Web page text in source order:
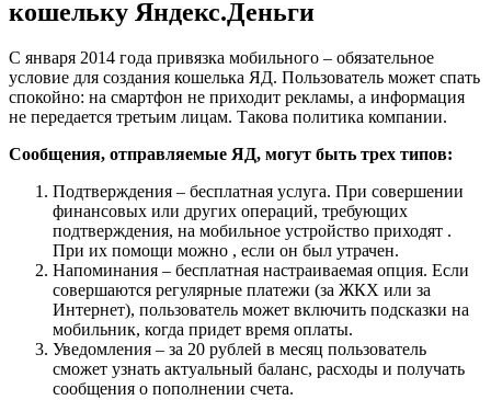
кошельку Яндекс.Деньги
С января 2014 года привязка мобильного – обязательное
условие для создания кошелька ЯД. Пользователь может спать
спокойно: на смартфон не приходит рекламы, а информация
не передается третьим лицам. Такова политика компании.
Сообщения, отправляемые ЯД, могут быть трех типов:
Подтверждения – бесплатная услуга. При совершении
финансовых или других операций, требующих
подтверждения, на мобильное устройство приходят .
При их помощи можно , если он был утрачен.
Напоминания – бесплатная настраиваемая опция. Если
совершаются регулярные платежи (за ЖКХ или за
Интернет), пользователь может включить подсказки на
мобильник, когда придет время оплаты.
Уведомления – за 20 рублей в месяц пользователь
сможет узнать актуальный баланс, расходы и получать
сообщения о пополнении счета.